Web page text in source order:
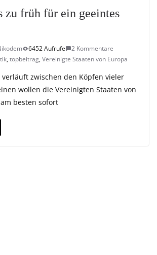
zu früh für ein geeintes
6452 Aufrufe
2 Kommentare
,topbeitrag,Vereinigte Staaten von Europa
zwischen den Köpfen vieler
wollen die Vereinigten Staaten von
besten sofort